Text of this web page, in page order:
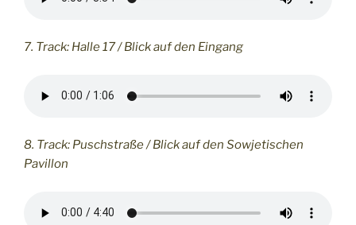
7. Track: Halle 17 / Blick auf den Eingang
8. Track: Puschstraße / Blick auf den Sowjetischen
Pavillon